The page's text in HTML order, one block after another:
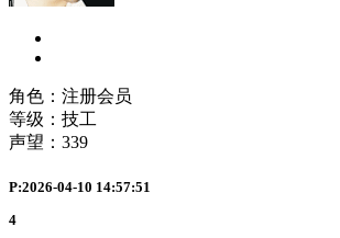
角色：注册会员
等级：技工
声望： 339
P:2026-04-10 14:57:51
4